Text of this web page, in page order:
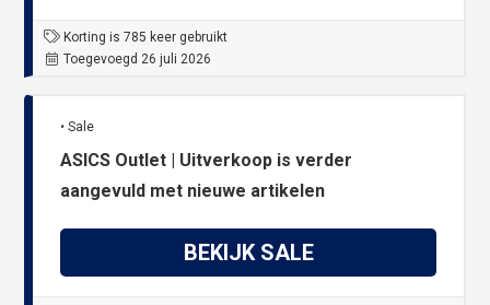
Korting is 785 keer gebruikt
Toegevoegd 26 juli 2026
• Sale
ASICS Outlet | Uitverkoop is verder
aangevuld met nieuwe artikelen
BEKIJK SALE